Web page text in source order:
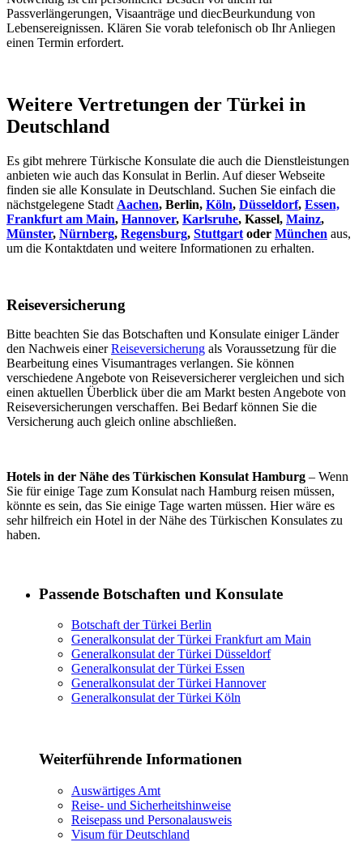
Passverlängerungen, Visaanträge und diecBeurkundung von
Lebensereignissen. Klären Sie vorab telefonisch ob Ihr Anliegen
einen Termin erfordert.
Weitere Vertretungen der Türkei in
Deutschland
Es gibt mehrere Türkische Konsulate die auch die Dienstleistungen
anbieten wie auch das Konsulat in Berlin. Auf dieser Webseite
finden sie alle Konsulate in Deutschland. Suchen Sie einfach die
nächstgelegene Stadt Aachen, Berlin, Köln, Düsseldorf, Essen,
Frankfurt am Main, Hannover, Karlsruhe, Kassel, Mainz,
Münster, Nürnberg, Regensburg, Stuttgart oder München aus,
um die Kontaktdaten und weitere Informationen zu erhalten.
Reiseversicherung
Bitte beachten Sie das Botschaften und Konsulate einiger Länder
den Nachweis einerReiseversicherung als Voraussetzung für die
Bearbeitung eines Visumantrages verlangen. Sie können
verschiedene Angebote von Reiseversicherer vergleichen und sich
einen aktuellen Überblick über die am Markt besten Angebote von
Reiseversicherungen verschaffen. Bei Bedarf können Sie die
Versicherung auch gleich online abschließen.
Hotels in der Nähe des Türkischen Konsulat Hamburg – Wenn
Sie für einige Tage zum Konsulat nach Hamburg reisen müssen,
könnte es sein, das Sie einige Tage warten müssen. Hier wäre es
sehr hilfreich ein Hotel in der Nähe des Türkischen Konsulates zu
haben.
Passende Botschaften und Konsulate
Botschaft der Türkei Berlin
Generalkonsulat der Türkei Frankfurt am Main
Generalkonsulat der Türkei Düsseldorf
Generalkonsulat der Türkei Essen
Generalkonsulat der Türkei Hannover
Generalkonsulat der Türkei Köln
Weiterführende Informationen
Auswärtiges Amt
Reise- und Sicherheitshinweise
Reisepass und Personalausweis
Visum für Deutschland